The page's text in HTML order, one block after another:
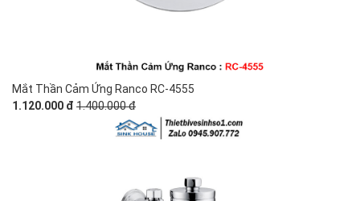
Mắt Thần Cảm Ứng Ranco RC-4555
1.120.000 đ 1.400.000 đ